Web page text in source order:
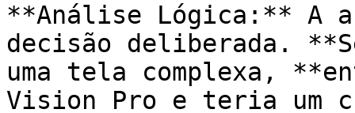
**Análise Lógica:** A
decisão deliberada.
uma tela complexa,
Vision Pro e teria um